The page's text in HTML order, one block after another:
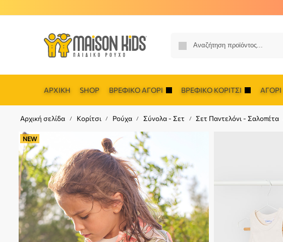
ΑΡΧΙΚΉ SHOP ΒΡΕΦΙΚΌ ΑΓΌΡΙ ΒΡΕΦΙΚΌ ΚΟΡΊΤΣΙ ΑΓΌΡΙ
Αρχική σελίδα / Κορίτσι / Ρούχα / Σύνολα - Σετ / Σετ Παντελόνι - Σαλοπέτα
NEW